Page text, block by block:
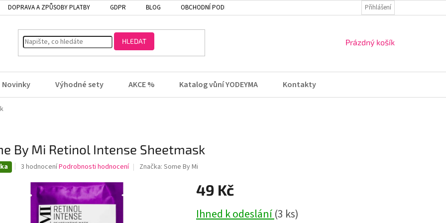
DOPRAVA A ZPŮSOBY PLATBY GDPR BLOG OBCHODNÍ PODMÍNKY Přihlášení
HLEDAT
NÁKUPNÍ
Prázdný košík
Novinky Výhodné sety AKCE % Katalog vůní YODEYMA Kontakty
By Mi Retinol Intense Sheetmask
Průměrné
produktu
3 hodnoceníPodrobnosti hodnocení Značka: Some By Mi
49 Kč
Ihned k odeslání(3 ks)